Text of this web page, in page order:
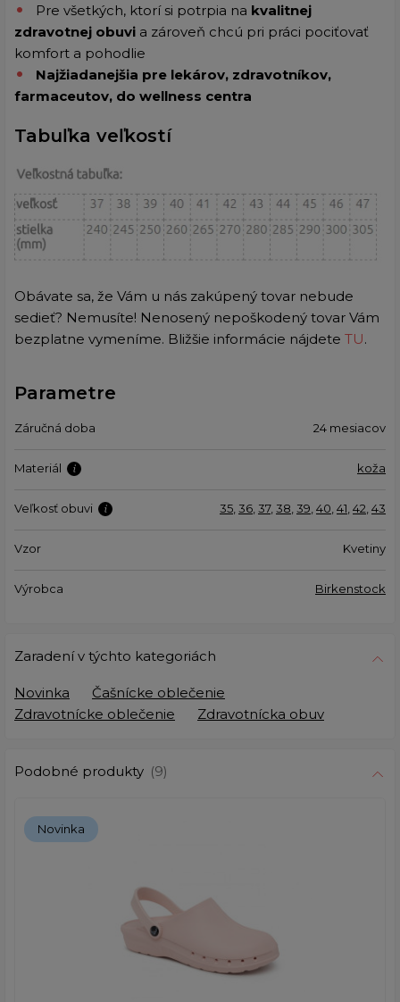
Pre všetkých, ktorí si potrpia na kvalitnej
zdravotnej obuvi a zároveň chcú pri práci pociťovať
komfort a pohodlie
Najžiadanejšia pre lekárov, zdravotníkov,
farmaceutov, do wellness centra
Tabuľka veľkostí
Obávate sa, že Vám u nás zakúpený tovar nebude
sedieť? Nemusíte! Nenosený nepoškodený tovar Vám
bezplatne vymeníme. Bližšie informácie nájdete TU.
Parametre
Záručná doba 24 mesiacov
Materiál koža
Veľkosť obuvi 35,36,37,38,39,40,41,42,43
Vzor Kvetiny
Výrobca Birkenstock
Zaradení v týchto kategoriách
Novinka
Čašnícke oblečenie
Zdravotnícke oblečenie
Zdravotnícka obuv
Podobné produkty (9)
Novinka